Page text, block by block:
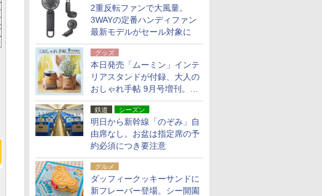
2重反転ファンで大風量。
3WAYの定番ハンディファン
最新モデルがセール対象に
グッズ
本日発売「ムーミン」インテ
リアスタンドが付録、大人の
おしゃれ手帖 9月号増刊。レ
ザー調で高級感ある2個セッ
ト鉄道 シーズン
明日から新幹線「のぞみ」自
由席なし。お盆は指定席の予
約必須につき要注意
グルメ
ダッフィークッキーサンドに
新フレーバー登場。シー開園